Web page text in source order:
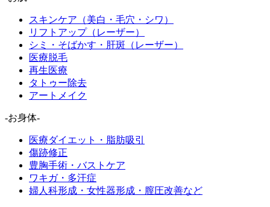
スキンケア（美白・毛穴・シワ）
リフトアップ（レーザー）
シミ・そばかす・肝斑（レーザー）
医療脱毛
再生医療
タトゥー除去
アートメイク
-お身体-
医療ダイエット・脂肪吸引
傷跡修正
豊胸手術・バストケア
ワキガ・多汗症
婦人科形成・女性器形成・膣圧改善など